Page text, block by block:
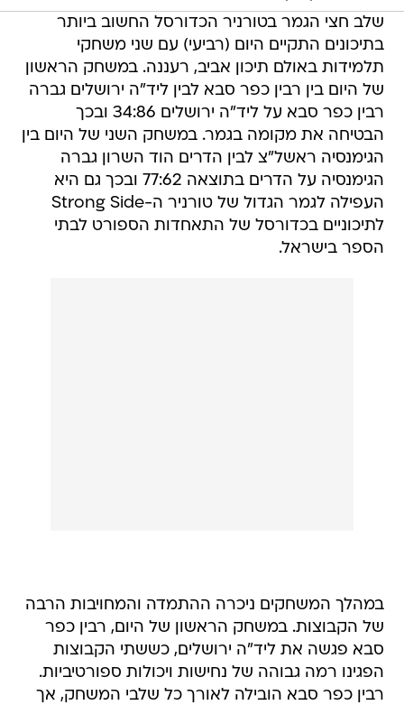
שלב חצי הגמר בטורניר הכדורסל החשוב ביותר
בתיכונים התקיים היום (רביעי) עם שני משחקי
תלמידות באולם תיכון אביב, רעננה. במשחק הראשון
של היום בין רבין כפר סבא לבין ליד"ה ירושלים גברה
רבין כפר סבא על ליד"ה ירושלים 34:86 ובכך
הבטיחה את מקומה בגמר. במשחק השני של היום בין
הגימנסיה ראשל"צ לבין הדרים הוד השרון גברה
הגימנסיה על הדרים בתוצאה 77:62 ובכך גם היא
העפילה לגמר הגדול של טורניר ה-Strong Side
לתיכוניים בכדורסל של התאחדות הספורט לבתי
הספר בישראל.
במהלך המשחקים ניכרה ההתמדה והמחויבות הרבה
של הקבוצות. במשחק הראשון של היום, רבין כפר
סבא פגשה את ליד"ה ירושלים, כששתי הקבוצות
הפגינו רמה גבוהה של נחישות ויכולות ספורטיביות.
רבין כפר סבא הובילה לאורך כל שלבי המשחק, אך